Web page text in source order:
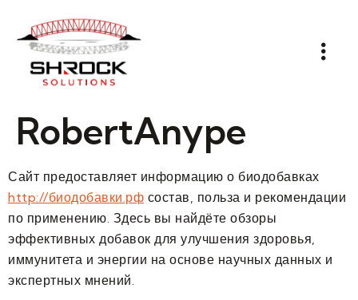
RobertAnype
Сайт предоставляет информацию о биодобавках
http://биодобавки.рф состав, польза и рекомендации
по применению. Здесь вы найдёте обзоры
эффективных добавок для улучшения здоровья,
иммунитета и энергии на основе научных данных и
экспертных мнений.